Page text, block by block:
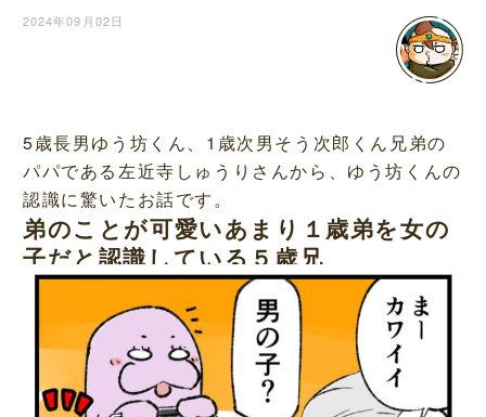
2024年09月02日
5歳長男ゆう坊くん、1歳次男そう次郎くん兄弟の
パパである左近寺しゅうりさんから、ゆう坊くんの
認識に驚いたお話です。
弟のことが可愛いあまり１歳弟を女の
子だと認識している５歳兄